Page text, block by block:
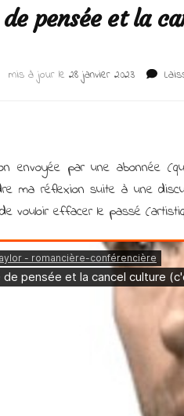
pensée et la
mis à jour le 28 janvier 2023
envoyée par une abonnée
ma réflexion suite à une
vouloir effacer le passé